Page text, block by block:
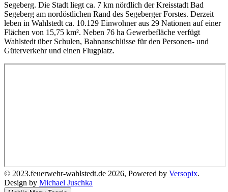
Segeberg. Die Stadt liegt ca. 7 km nördlich der Kreisstadt Bad
Segeberg am nordöstlichen Rand des Segeberger Forstes. Derzeit
leben in Wahlstedt ca. 10.129 Einwohner aus 29 Nationen auf einer
Flächen von 15,75 km². Neben 76 ha Gewerbefläche verfügt
Wahlstedt über Schulen, Bahnanschlüsse für den Personen- und
Güterverkehr und einen Flugplatz.
© 2023.feuerwehr-wahlstedt.de 2026, Powered by Versopix.
Design by Michael Juschka